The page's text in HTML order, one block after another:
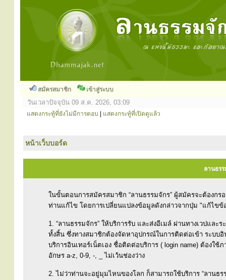
สมัครสมาชิก เข้าสู่ระบบ
วันเวลาปัจจุบัน 09 ส.ค. 2026, 03:09
แสดงกระทู้ที่ยังไม่มีการตอบ แสดงกระทู้ที่เปิดดูแล้ว
หน้าเว็บบอร์ด
ลานธร
ในขั้นตอนการสมัครสมาชิก “ลานธรรมจักร” ผู้สมัครจะต้องกร
ท่านแก้ไข โดยการเปลี่ยนแปลงข้อมูลดังกล่าวจากปุ่ม "แก้ไข
1. “ลานธรรมจักร” ให้บริการรับ และส่งอีเมล์ ผ่านทางเวปแล
ทั้งสิ้น ซึ่งทางสมาชิกต้องจัดหาอุปกรณ์ในการติดต่อเข้า ระบบ
บริการอินเทอร์เน็ตเอง ชื่อติดต่อบริการ ( login name) ต้องใ
อักษร a-z, 0-9, -, _ ไม่เว้นช่องว่าง
2. ไม่ว่าท่านจะอยู่มุมไหนของโลก ก็สามารถใช้บริการ “ลานธ